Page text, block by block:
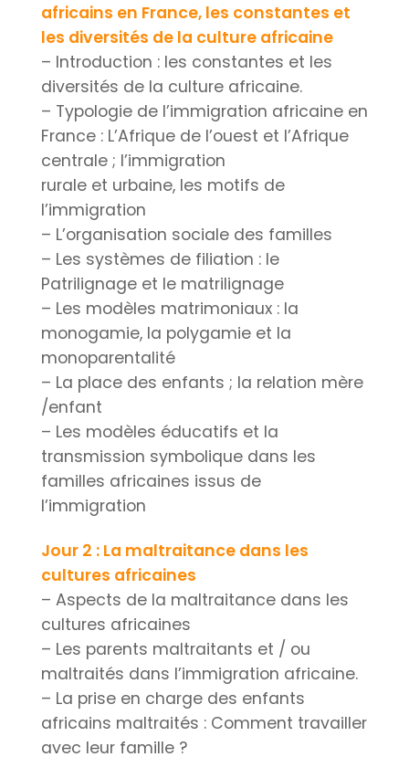
africains en France, les constantes et
les diversités de la culture africaine
– Introduction : les constantes et les
diversités de la culture africaine.
– Typologie de l’immigration africaine en
France : L’Afrique de l’ouest et l’Afrique
centrale ; l’immigration
rurale et urbaine, les motifs de
l’immigration
– L’organisation sociale des familles
– Les systèmes de filiation : le
Patrilignage et le matrilignage
– Les modèles matrimoniaux : la
monogamie, la polygamie et la
monoparentalité
– La place des enfants ; la relation mère
/enfant
– Les modèles éducatifs et la
transmission symbolique dans les
familles africaines issus de
l’immigration
Jour 2 : La maltraitance dans les
cultures africaines
– Aspects de la maltraitance dans les
cultures africaines
– Les parents maltraitants et / ou
maltraités dans l’immigration africaine.
– La prise en charge des enfants
africains maltraités : Comment travailler
avec leur famille ?